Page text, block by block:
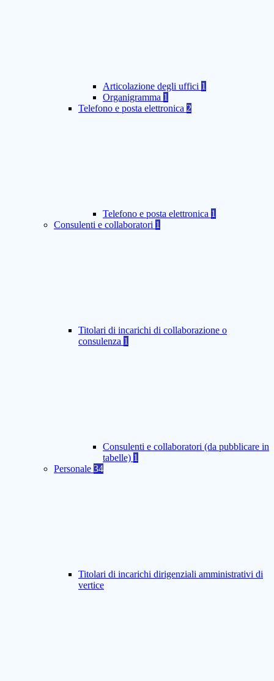
Articolazione degli uffici 1
Organigramma 1
Telefono e posta elettronica 2
Telefono e posta elettronica 1
Consulenti e collaboratori 1
Titolari di incarichi di collaborazione o
consulenza 1
Consulenti e collaboratori (da pubblicare in
tabelle) 1
Personale 34
Titolari di incarichi dirigenziali amministrativi di
vertice